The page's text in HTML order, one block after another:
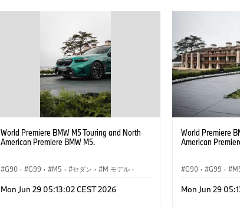
World Premiere BMW M5 Touring and North
American Premiere BMW M5.
G90 · G99 · M5 · セダン · M モデル ·
Mon Jun 29 05:13:02 CEST 2026
World Premiere
American
G90 · G99 ·
Mon Jun 29